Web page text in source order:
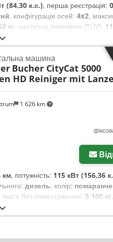
(84,30 к.с.), перша реєстрація:
, конфігурація осей: 4x2,
кг, наступна перевірка (TÜV):
додаткові фари, кабіна,
1 626 km
машина
Bucher CityCat 5000
HD Reiniger mit Lanze
км, потужність: 115 кВт (156,36
дизель, колір:
, маса без навантаження: 5 100 кг
ABS, бортовий комп’ютер,